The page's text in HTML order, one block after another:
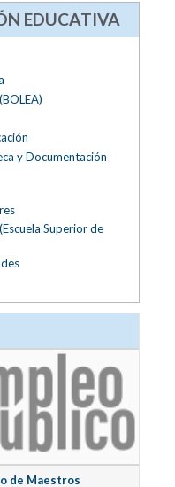
EDUCATIVA
y Documentación
Superior de
de Maestros